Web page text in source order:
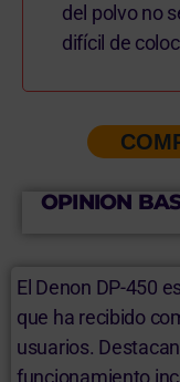
del polvo no
difícil de
OPINION
El Denon DP-450
que ha recibido
usuarios.
funcionamiento